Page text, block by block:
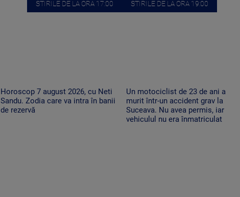
STIRILE DE LA ORA 17:00 STIRILE DE LA ORA 19:00
Horoscop 7 august 2026, cu Neti
Sandu. Zodia care va intra în banii
de rezervă
Un motociclist de 23 de ani a
murit într-un accident grav la
Suceava. Nu avea permis, iar
vehiculul nu era înmatriculat